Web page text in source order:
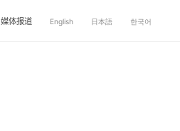
媒体报道 English 日本語 한국어